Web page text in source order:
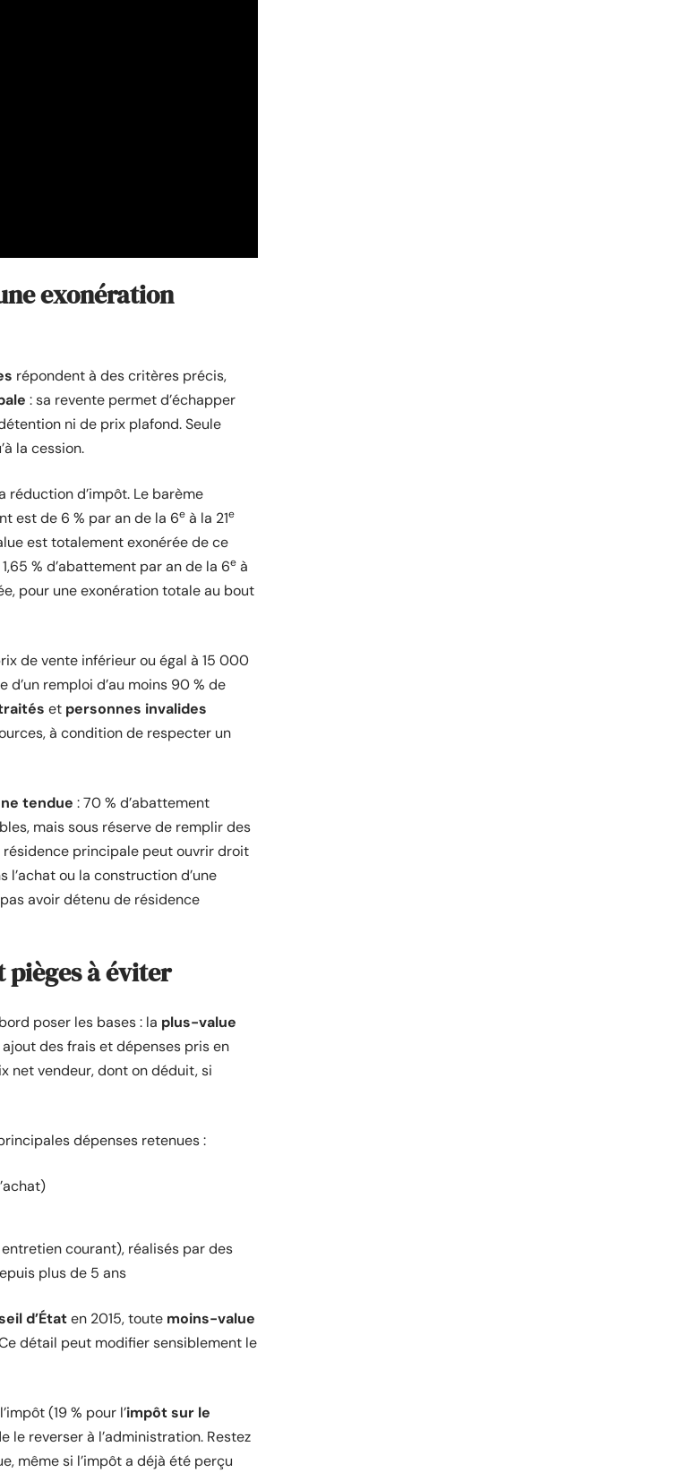
exonération
répondent à des critères précis,
: sa revente permet d’échapper
ni de prix plafond. Seule
la cession.
réduction d’impôt. Le barème
est de 6 % par an de la 6e à la 21e
est totalement exonérée de ce
% d’abattement par an de la 6e à
pour une exonération totale au bout
de vente inférieur ou égal à 15 000
d’un remploi d’au moins 90 % de
et personnes invalides
à condition de respecter un
tendue : 70 % d’abattement
mais sous réserve de remplir des
résidence principale peut ouvrir droit
ou la construction d’une
avoir détenu de résidence
pièges à éviter
poser les bases : la plus-value
des frais et dépenses pris en
net vendeur, dont on déduit, si
dépenses retenues :
courant), réalisés par des
plus de 5 ans
d’Étaten 2015, toute moins-value
détail peut modifier sensiblement le
(19 % pour l’impôt sur le
le reverser à l’administration. Restez
même si l’impôt a déjà été perçu